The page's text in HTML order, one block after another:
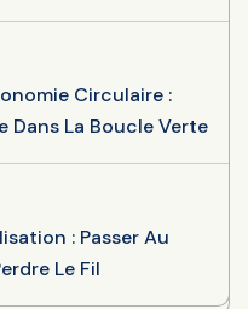
Circulaire :
Dans La Boucle Verte
: Passer Au
Le Fil